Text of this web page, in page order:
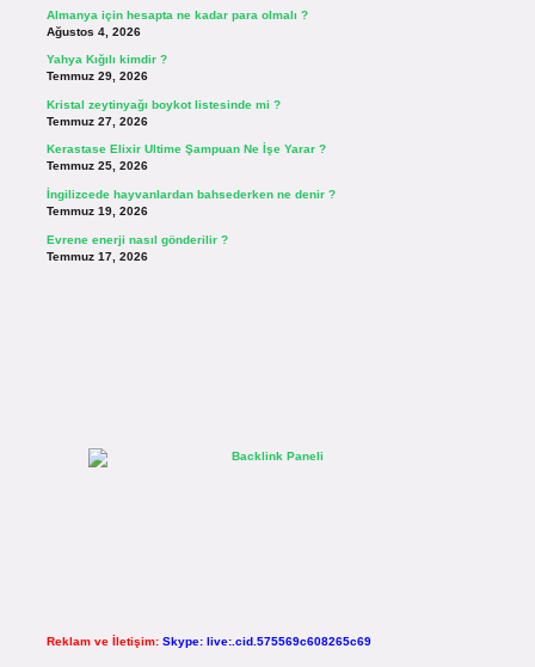
Almanya için hesapta ne kadar para olmalı ?
Ağustos 4, 2026
Yahya Kığılı kimdir ?
Temmuz 29, 2026
Kristal zeytinyağı boykot listesinde mi ?
Temmuz 27, 2026
Kerastase Elixir Ultime Şampuan Ne İşe Yarar ?
Temmuz 25, 2026
İngilizcede hayvanlardan bahsederken ne denir ?
Temmuz 19, 2026
Evrene enerji nasıl gönderilir ?
Temmuz 17, 2026
Reklam ve İletişim: Skype: live:.cid.575569c608265c69